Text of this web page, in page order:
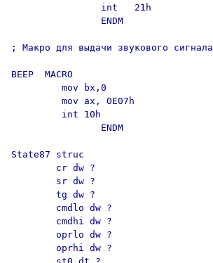
                int   21h
                ENDM
; Макро для выдачи звукового сигнала
BEEP  MACRO
         mov bx,0
         mov ax, 0E07h
         int 10h
                ENDM
State87 struc
        cr dw ?
        sr dw ?
        tg dw ?
        cmdlo dw ?
        cmdhi dw ?
        oprlo dw ?
        oprhi dw ?